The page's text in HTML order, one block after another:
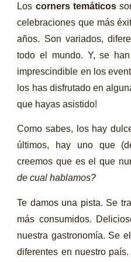
Los corners temáticos
celebraciones que más
años. Son variados,
todo el mundo. Y, se
imprescindible en los
los has disfrutado en
que hayas asistido!
Como sabes, los hay
últimos, hay uno que
creemos que es el que
de cual hablamos?
Te damos una pista. Se
más consumidos.
nuestra gastronomía. Se
diferentes en nuestro